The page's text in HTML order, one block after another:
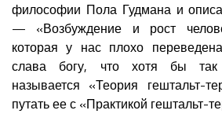
философии Пола Гудмана и
— «Возбуждение и рост
которая у нас плохо
слава богу, что хотя бы
называется «Теория гештальт-
путать ее с «Практикой гештальт-